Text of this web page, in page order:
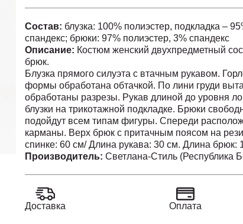
Состав: блузка: 100% полиэстер, подкладка –
спандекс; брюки: 97% полиэстер, 3% спандекс
Описание: Костюм женский двухпредметный
брюк.
Блузка прямого силуэта с втачным рукавом.
формы обработана обтачкой. По лини груди
обработаны разрезы. Рукав длиной до уровня
блузки на трикотажной подкладке. Брюки
подойдут всем типам фигуры. Спереди
карманы. Верх брюк с притачным поясом на
спинке: 60 см/ Длина рукава: 30 см. Длина брюк:
Производитель: Светлана-Стиль (Республика
Доставка Оплата